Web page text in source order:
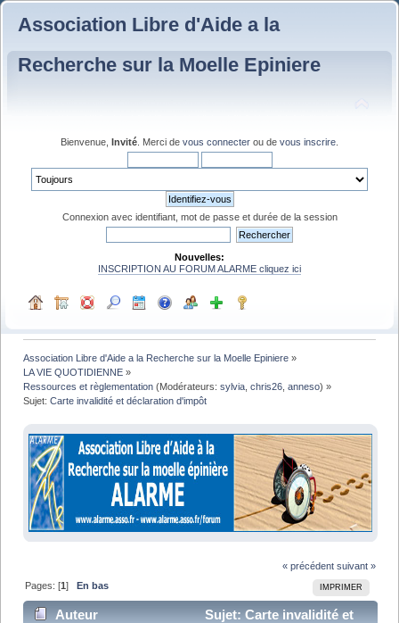
Association Libre d'Aide a la
Recherche sur la Moelle Epiniere
Bienvenue, Invité . Merci de vous connecter ou de vous inscrire
Connexion avec identifiant, mot de passe et durée de la session
Nouvelles:
INSCRIPTION AU FORUM ALARME cliquez ici
Association Libre d'Aide a la Recherche sur la Moelle Epiniere »
LA VIE QUOTIDIENNE »
Ressources et règlementation (Modérateurs:sylvia ,chris26 ,anneso) »
Sujet:Carte invalidité et déclaration d'impôt
« précédent suivant »
IMPRIMER
Pages: [1] En bas
Auteur
Sujet: Carte invalidité et